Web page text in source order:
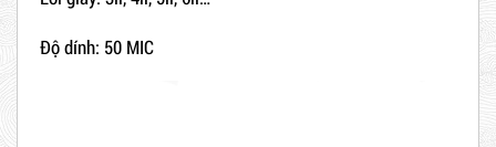
Độ dính: 50 MIC